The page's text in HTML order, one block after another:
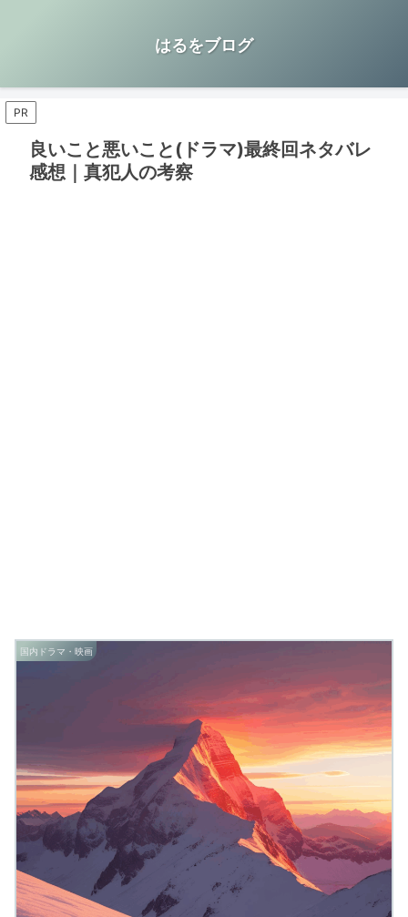
はるをブログ
PR
良いこと悪いこと(ドラマ)最終回ネタバレ
感想｜真犯人の考察
国内ドラマ・映画